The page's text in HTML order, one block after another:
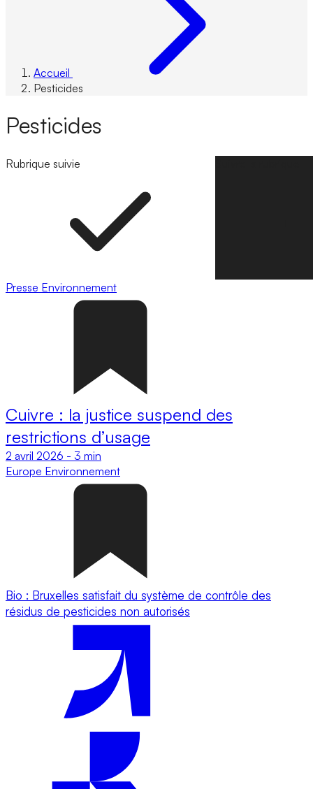
Accueil
Pesticides
Pesticides
Rubrique suivie
Presse Environnement
Cuivre : la justice suspend des
restrictions d’usage
2 avril 2026 - 3 min
Europe Environnement
Bio : Bruxelles satisfait du système de contrôle des
résidus de pesticides non autorisés